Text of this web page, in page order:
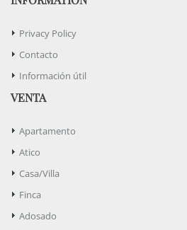
Privacy Policy
Contacto
Información útil
VENTA
Apartamento
Atico
Casa/Villa
Finca
Adosado